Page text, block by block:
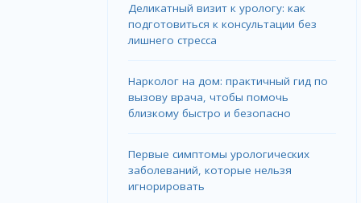
Деликатный визит к урологу: как
подготовиться к консультации без
лишнего стресса
Нарколог на дом: практичный гид по
вызову врача, чтобы помочь
близкому быстро и безопасно
Первые симптомы урологических
заболеваний, которые нельзя
игнорировать